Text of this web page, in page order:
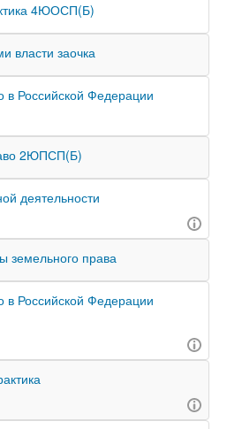
4ЮОСП(Б)
власти заочка
в Российской Федерации
2ЮПСП(Б)
деятельности
земельного права